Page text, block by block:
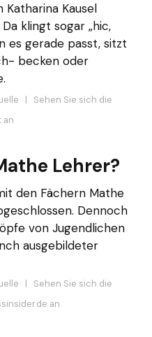
Kausel
klingt sogar „hic,
es gerade passt, sitzt
becken oder
| Sehen Sie sich die
an
Lehrer?
den Fächern Mathe
Dennoch
von Jugendlichen
ausgebildeter
| Sehen Sie sich die
an